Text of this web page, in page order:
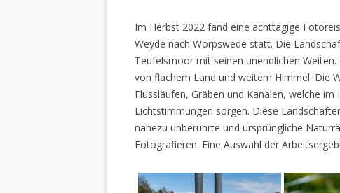
Im Herbst 2022 fand eine achttägige
Weyde nach Worpswede statt. Die
Teufelsmoor mit seinen unendlichen
von flachem Land und weitem Himmel. Die
Flussläufen, Gräben und Kanälen, welche
Lichtstimmungen sorgen. Diese
nahezu unberührte und ursprüngliche
Fotografieren. Eine Auswahl der